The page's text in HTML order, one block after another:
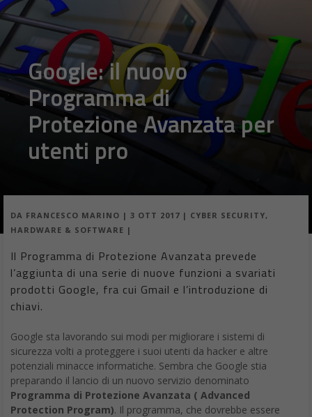
Google: il nuovo
Programma di
Protezione Avanzata per
utenti pro
DA FRANCESCO MARINO | 3 OTT 2017 | CYBER SECURITY,
HARDWARE & SOFTWARE |
Il Programma di Protezione Avanzata prevede
l’aggiunta di una serie di nuove funzioni a svariati
prodotti Google, fra cui Gmail e l’introduzione di
chiavi.
Google sta lavorando sui modi per migliorare i sistemi di
sicurezza volti a proteggere i suoi utenti da hacker e altre
potenziali minacce informatiche. Sembra che Google stia
preparando il lancio di un nuovo servizio denominato
Programma di Protezione Avanzata ( Advanced
Protection Program). Il programma, che dovrebbe essere